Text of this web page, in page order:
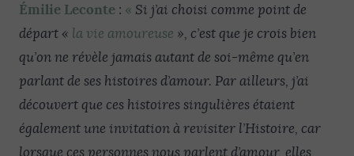
Émilie Leconte : « Si j’ai choisi comme point de
départ « la vie amoureuse », c’est que je crois bien
qu’on ne révèle jamais autant de soi-même qu’en
parlant de ses histoires d’amour. Par ailleurs, j’ai
découvert que ces histoires singulières étaient
également une invitation à revisiter l’Histoire, car
lorsque ces personnes nous parlent d’amour, elles